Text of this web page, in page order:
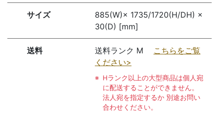
サイズ
885(W)× 1735/1720(H/DH) ×
30(D) [mm]
送料 送料ランク M こちらをご覧
ください>
Hランク以上の大型商品は個人宛
に配送することができません。
法人宛を指定するか 別途お問い
合わせください。